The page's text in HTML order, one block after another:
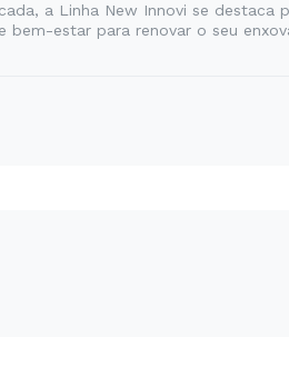
a Linha New Innovi se destaca
bem-estar para renovar o seu